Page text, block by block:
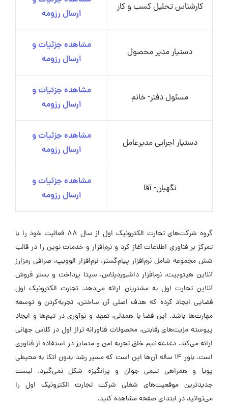
کارشناس تحلیل کسب و کار
ارسال رزومه
دستیار مدیر محصول
مشاهده جزئیات و
ارسال رزومه
مسئول دفتر- خانم
مشاهده جزئیات و
ارسال رزومه
دستیار اجرایی مدیرعامل
مشاهده جزئیات و
ارسال رزومه
نگهبان- آقا
مشاهده جزئیات و
ارسال رزومه
گروه شرکت‌های تجارت الکترونیک اول از سال ۸۸ فعالیت خود را با
تمرکز بر فناوری اطلاعات آغاز کرد و نرم‌افزار و خدمات نوین را در قالب
شش مجموعه شامل نرم‌افزار پیام‌گستر، نرم‌افزار الوویپ، صرافی رمزارز
آنلاین هیتوبیت، نرم‌افزار داشبوردپلاس، سپتا پرداخت و بستر فروش
آنلاین تجارت اول به مشتریان ارائه می‌دهد. تجارت الکترونیک اول
فضایی ایجاد کرده که هدف اصلی آن ساختن، تجربه‌کردن و توسعه
مهارت‌ها باشد. این فضا با همدلی، تعهد و نوآوری در تیم‌ها و ایجاد
پیوسته مزیت‌های رقابتی، محصولات فناورانه تراز اول در کلاس جهانی
ارائه می‌کند. دغدغه تیم خلق تجربه امن و متمایز در استفاده از فناوری
است. باور ۱۴ ساله آن‌ها این است که مسیر رشد بدون اتکا به محیطی
پویا و همراهی تیمی جوان و پرانگیزه شکل نمی‌گیرد. لیست
جدیدترین موقعیت‌های شغلی شرکت تجارت الکترونیک اول را
می‌توانید در ابتدای صفحه مشاهده کنید.